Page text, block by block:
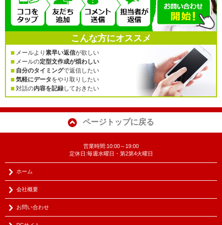
こんな方にオススメ
メールより 素早い返信が欲しい
メールの定型文作成が煩わしい
自分のタイミングで返信したい
気軽にデータをやり取りしたい
対話の内容を記録しておきたい
ページトップに戻る
営業時間:10:00～19:00
定休日:毎週水曜日・第2第4火曜日
ホーム
会社概要
お問い合わせ